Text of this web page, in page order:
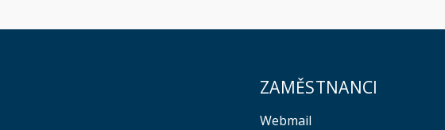
ZAMĚSTNANCI
Webmail